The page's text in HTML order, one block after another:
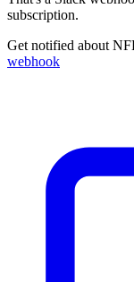
subscription.
Get notified about
webhook